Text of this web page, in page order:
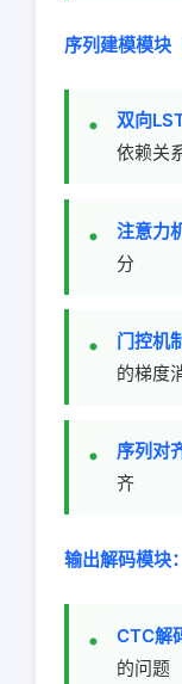
序列建模模块
双向
依赖关
注意力
分
门控机
的梯度
序列对
齐
输出解码模块：
CTC解
的问题